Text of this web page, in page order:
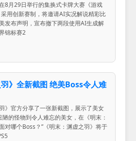
8月29日举行的集换式卡牌大赛《游戏
用创新赛制，将邀请AI实况解说精彩比
发布声明，宣布撤下两段使用AI生成解
锦标赛2
羽》全新截图 绝美Boss令人难
》官方分享了一张新截图，展示了美女
陋的怪物到令人难忘的美女，在《明末：
对哪个Boss？”《明末：渊虚之羽》将于